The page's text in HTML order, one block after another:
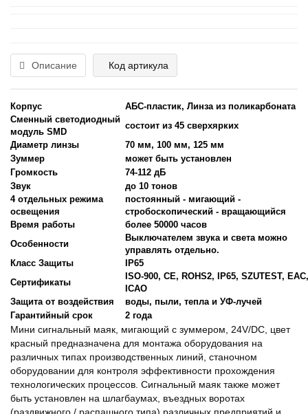
Описание Код артикула
Корпус
АБС-пластик, Линза из поликарбоната
Сменный светодиодный
модуль SMD
состоит из 45 сверхярких
Диаметр линзы
70 мм, 100 мм, 125 мм
Зуммер
может быть установлен
Громкость
74-112 дБ
Звук
до 10 тонов
4 отдельных режима
освещения
постоянный - мигающий -
стробоскопический - вращающийся
Время работы
более 50000 часов
Особенности
Выключателем звука и света можно
управлять отдельно.
Класс Защиты
IP65
Сертификаты
ISO-900, CE, ROHS2, IP65, SZUTEST, EAC,
ICAO
Защита от воздействия
воды, пыли, тепла и УФ-лучей
Гарантийный срок
2 года
Мини сигнальный маяк, мигающий с зуммером, 24V/DC, цвет
красный предназначена для монтажа оборудования на
различных типах производственных линий, станочном
оборудовании для контроля эффективности прохождения
технологических процессов. Сигнальный маяк также может
быть установлен на шлагбаумах, въездных воротах